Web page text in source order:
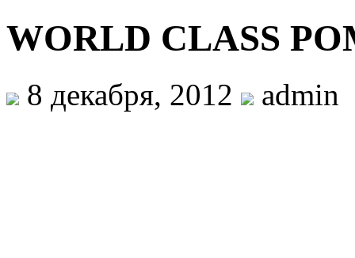
WORLD CLASS
8 декабря, 2012 admin